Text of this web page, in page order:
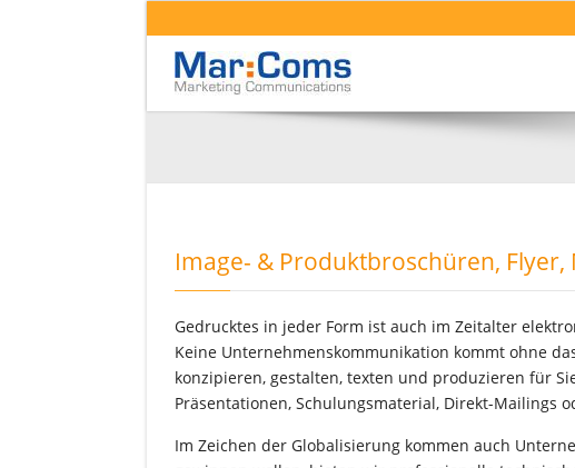
Image- & Produktbroschüren, Flyer,
Gedrucktes in jeder Form ist auch im Zeitalter
Keine Unternehmenskommunikation kommt ohne
konzipieren, gestalten, texten und produzieren für
Präsentationen, Schulungsmaterial, Direkt-Mailings
Im Zeichen der Globalisierung kommen auch